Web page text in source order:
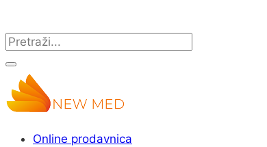
Online prodavnica